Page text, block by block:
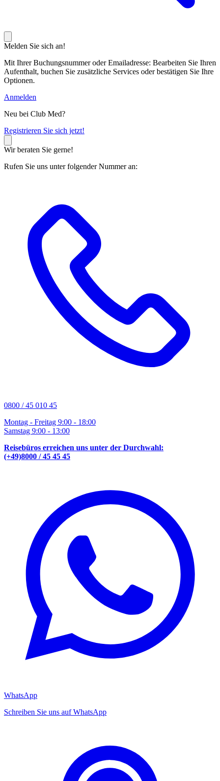
Melden Sie sich an!
Mit Ihrer Buchungsnummer oder Emailadresse: Bearbeiten Sie Ihren
Aufenthalt, buchen Sie zusätzliche Services oder bestätigen Sie Ihre
Optionen.
Anmelden
Neu bei Club Med?
Registrieren Sie sich jetzt!
Wir beraten Sie gerne!
Rufen Sie uns unter folgender Nummer an:
0800 / 45 010 45
Montag - Freitag 9:00 - 18:00
Samstag 9:00 - 13:00
Reisebüros erreichen uns unter der Durchwahl:
(+49)8000 / 45 45 45
WhatsApp
Schreiben Sie uns auf WhatsApp